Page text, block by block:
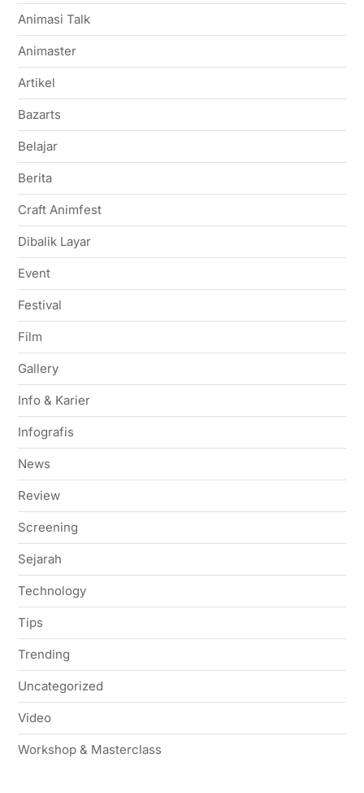
Animasi Talk
Animaster
Artikel
Bazarts
Belajar
Berita
Craft Animfest
Dibalik Layar
Event
Festival
Film
Gallery
Info & Karier
Infografis
News
Review
Screening
Sejarah
Technology
Tips
Trending
Uncategorized
Video
Workshop & Masterclass